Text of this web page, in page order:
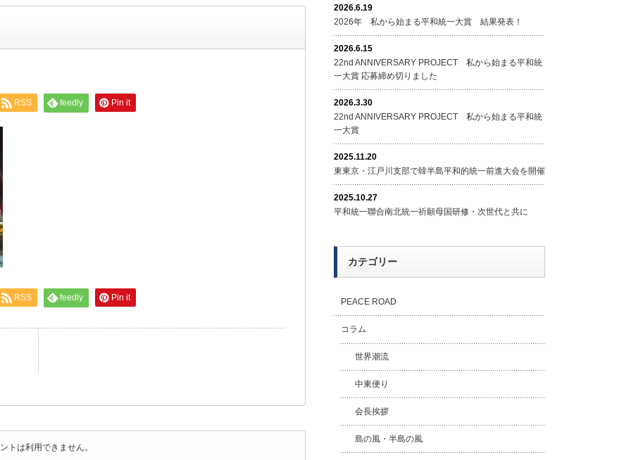
RSS feedly Pin it
RSS feedly Pin it
トは利用できません。
2026.6.19
2026年 私から始まる平和統一大賞 結果発表！
2026.6.15
22nd ANNIVERSARY PROJECT 私から始まる平和統
一大賞 応募締め切りました
2026.3.30
22nd ANNIVERSARY PROJECT 私から始まる平和統
一大賞
2025.11.20
東東京・江戸川支部で韓半島平和的統一前進大会を開催
2025.10.27
平和統一聯合南北統一祈願母国研修・次世代と共に
カテゴリー
PEACE ROAD
コラム
世界潮流
中東便り
会長挨拶
島の風・半島の風